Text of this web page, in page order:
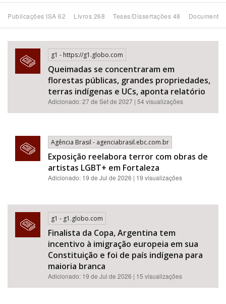
Subtema
Área de Levantamento
Área Protegida
BUSCAR
Publicações ISA 62 Livros 268 Teses/Dissertações 48
g1 - https://g1.globo.com
Queimadas se concentraram em
florestas públicas, grandes propriedades,
terras indígenas e UCs, aponta relatório
Adicionado: 27 de Set de 2027 | 54 visualizações
Agência Brasil - agenciabrasil.ebc.com.br
Exposição reelabora terror com obras de
artistas LGBT+ em Fortaleza
Adicionado: 19 de Jul de 2026 | 19 visualizações
g1 - g1.globo.com
Finalista da Copa, Argentina tem
incentivo à imigração europeia em sua
Constituição e foi de país indígena para
maioria branca
Adicionado: 19 de Jul de 2026 | 15 visualizações